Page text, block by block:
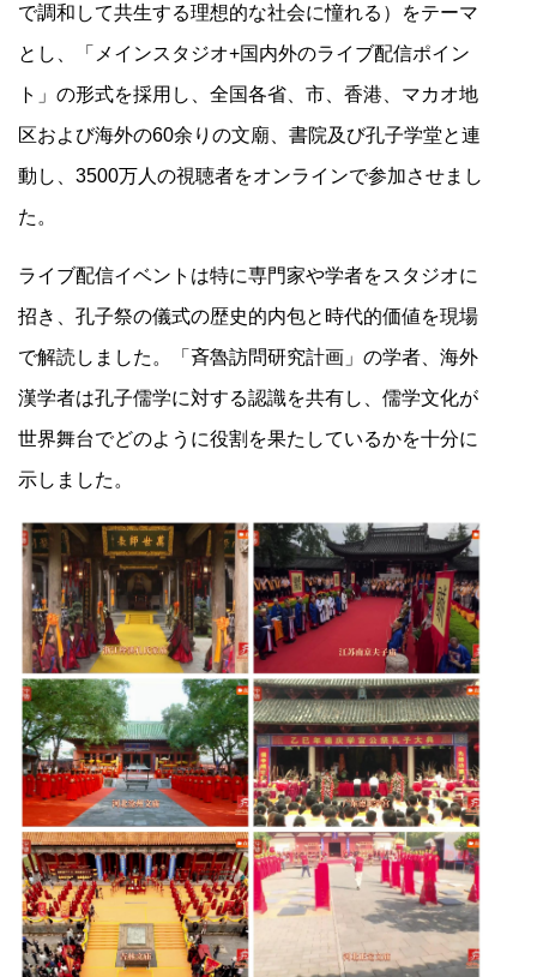
で調和して共生する理想的な社会に憧れる）をテーマ
とし、「メインスタジオ+国内外のライブ配信ポイン
ト」の形式を採用し、全国各省、市、香港、マカオ地
区および海外の60余りの文廟、書院及び孔子学堂と連
動し、3500万人の視聴者をオンラインで参加させまし
た。
ライブ配信イベントは特に専門家や学者をスタジオに
招き、孔子祭の儀式の歴史的内包と時代的価値を現場
で解読しました。「斉魯訪問研究計画」の学者、海外
漢学者は孔子儒学に対する認識を共有し、儒学文化が
世界舞台でどのように役割を果たしているかを十分に
示しました。